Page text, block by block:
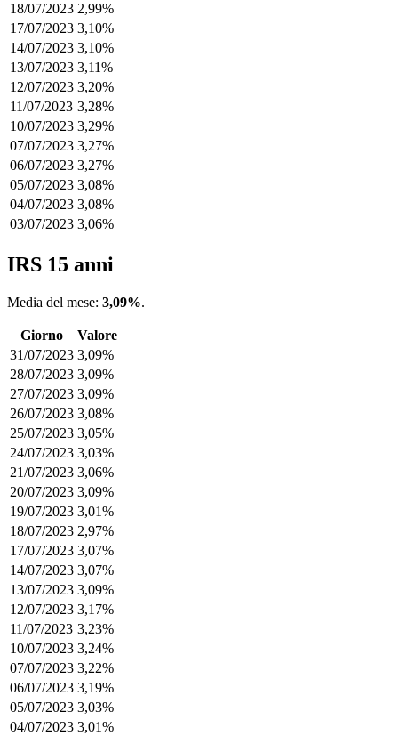
18/07/2023 2,99%
17/07/2023 3,10%
14/07/2023 3,10%
13/07/2023 3,11%
12/07/2023 3,20%
11/07/2023 3,28%
10/07/2023 3,29%
07/07/2023 3,27%
06/07/2023 3,27%
05/07/2023 3,08%
04/07/2023 3,08%
03/07/2023 3,06%
IRS 15 anni
Media del mese: 3,09%.
Giorno
Valore
31/07/2023 3,09%
28/07/2023 3,09%
27/07/2023 3,09%
26/07/2023 3,08%
25/07/2023 3,05%
24/07/2023 3,03%
21/07/2023 3,06%
20/07/2023 3,09%
19/07/2023 3,01%
18/07/2023 2,97%
17/07/2023 3,07%
14/07/2023 3,07%
13/07/2023 3,09%
12/07/2023 3,17%
11/07/2023 3,23%
10/07/2023 3,24%
07/07/2023 3,22%
06/07/2023 3,19%
05/07/2023 3,03%
04/07/2023 3,01%